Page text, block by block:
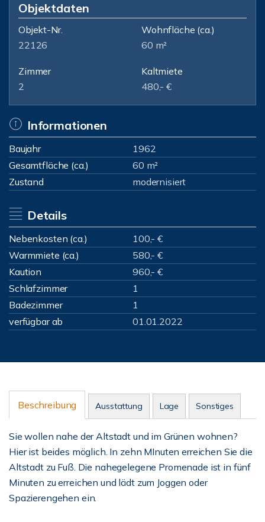
Objektdaten
Objekt-Nr.
22126
Wohnfläche (ca.)
60 m²
Zimmer
2
Kaltmiete
480,- €
Informationen
Baujahr
1962
Gesamtfläche (ca.)
60 m²
Zustand
modernisiert
Details
Nebenkosten (ca.)
100,- €
Warmmiete (ca.)
580,- €
Kaution
960,- €
Schlafzimmer
1
Badezimmer
1
verfügbar ab
01.01.2022
Beschreibung Ausstattung Lage Sonstiges
Sie wollen nahe der Altstadt und im Grünen wohnen?
Hier ist beides möglich. In zehn MInuten erreichen Sie die
Altstadt zu Fuß. Die nahegelegene Promenade ist in fünf
Minuten zu erreichen und lädt zum Joggen oder
Spazierengehen ein.